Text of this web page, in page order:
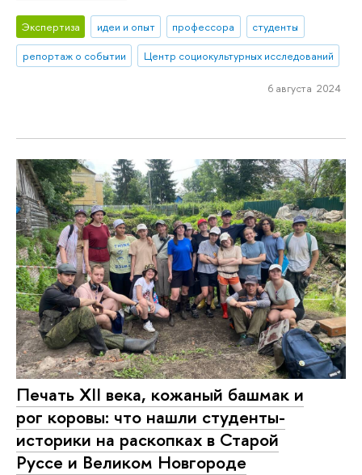
Экспертиза идеи и опыт профессора
студенты
репортаж о событии
Центр социокультурных исследований
6 августа 2024
Печать XII века, кожаный башмак и
рог коровы: что нашли студенты-
историки на раскопках в Старой
Руссе и Великом Новгороде